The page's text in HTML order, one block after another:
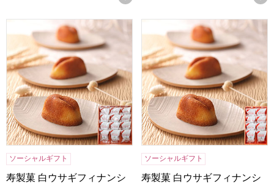
寿製菓 白ウサギフィナンシェ 12個入【年間ギフト】
ソーシャルギフト
寿製菓 白ウサギフィナンシ
寿製菓 白ウサギフィナンシ
ソーシャルギフト
寿製菓 白ウサギフィナンシ